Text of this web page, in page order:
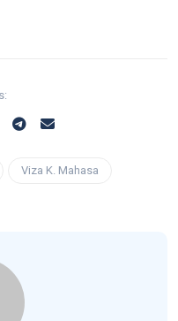
Viza K. Mahasa